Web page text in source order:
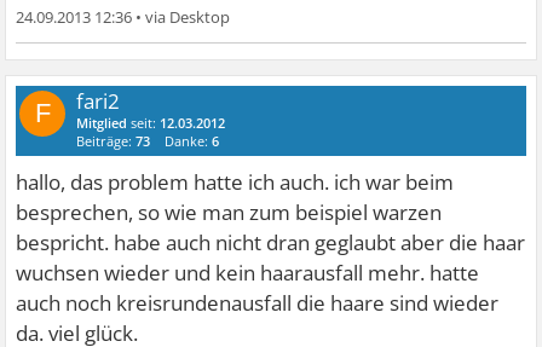
24.09.2013 12:36 •
F fari2
Mitglied seit: 12.03.2012
Beiträge:73 Danke:6
hallo, das problem hatte ich auch. ich war beim
besprechen, so wie man zum beispiel warzen
bespricht. habe auch nicht dran geglaubt aber die haar
wuchsen wieder und kein haarausfall mehr. hatte
auch noch kreisrundenausfall die haare sind wieder
da. viel glück.